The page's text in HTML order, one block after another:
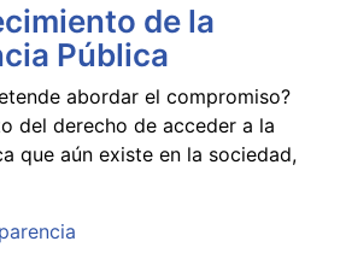
de la
Pública
abordar el compromiso?
del derecho de acceder a la
que aún existe en la sociedad,